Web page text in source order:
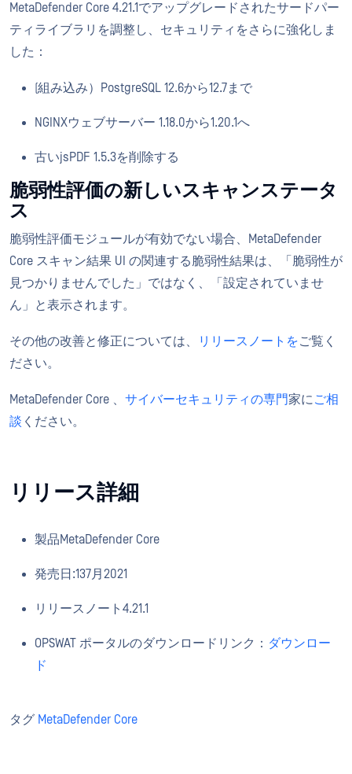
MetaDefender Core 4.21.1でアップグレードされたサードパー
ティライブラリを調整し、セキュリティをさらに強化しま
した：
(組み込み）PostgreSQL 12.6から12.7まで
NGINXウェブサーバー 1.18.0から1.20.1へ
古いjsPDF 1.5.3を削除する
脆弱性評価の新しいスキャンステータ
ス
脆弱性評価モジュールが有効でない場合、MetaDefender
Core スキャン結果 UI の関連する脆弱性結果は、「脆弱性が
見つかりませんでした」ではなく、「設定されていませ
ん」と表示されます。
その他の改善と修正については、 リリースノートをご覧く
ださい。
MetaDefender Core 、 サイバーセキュリティの専門家にご相
談 ください。
リリース詳細
製品MetaDefender Core
発売日:137月2021
リリースノート4.21.1
OPSWAT ポータルのダウンロードリンク： ダウンロー
ド
タグ MetaDefender Core